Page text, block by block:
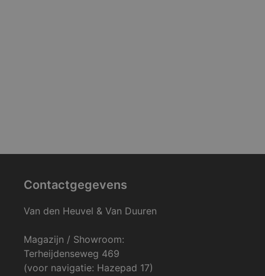
Contactgegevens
Van den Heuvel & Van Duuren
Magazijn / Showroom:
Terheijdenseweg 469
(voor navigatie: Hazepad 17)